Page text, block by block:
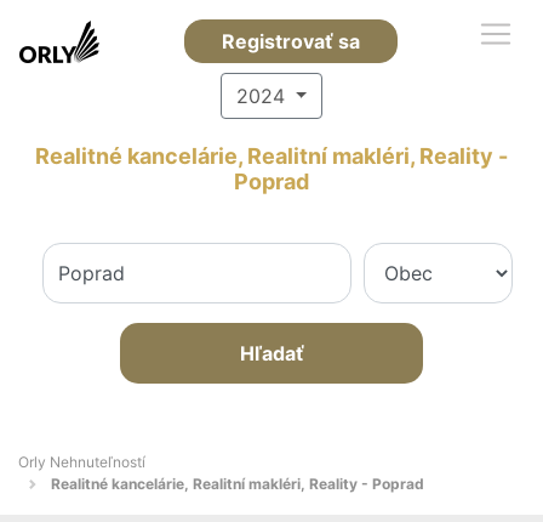
Registrovať sa
2024
Realitné kancelárie, Realitní makléri, Reality -
Poprad
Hľadať
Orly Nehnuteľností
Realitné kancelárie, Realitní makléri, Reality - Poprad